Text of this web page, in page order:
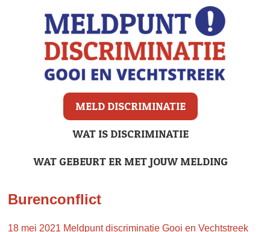
MELD DISCRIMINATIE
WAT IS DISCRIMINATIE
WAT GEBEURT ER MET JOUW MELDING
Burenconflict
18 mei 2021 Meldpunt discriminatie Gooi en Vechtstreek